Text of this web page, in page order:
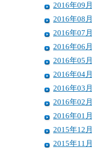
2016年09月
2016年08月
2016年07月
2016年06月
2016年05月
2016年04月
2016年03月
2016年02月
2016年01月
2015年12月
2015年11月